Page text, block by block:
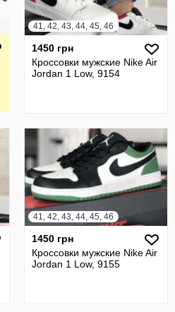
41, 42, 43, 44, 45, 46
1450 грн
Кроссовки мужские Nike Air
Jordan 1 Low, 9154
41, 42, 43, 44, 45, 46
1450 грн
Кроссовки мужские Nike Air
Jordan 1 Low, 9155